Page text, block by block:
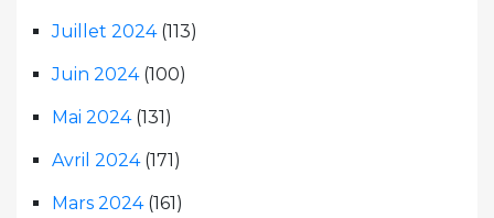
Juillet 2024(113)
Juin 2024(100)
Mai 2024(131)
Avril 2024(171)
Mars 2024(161)